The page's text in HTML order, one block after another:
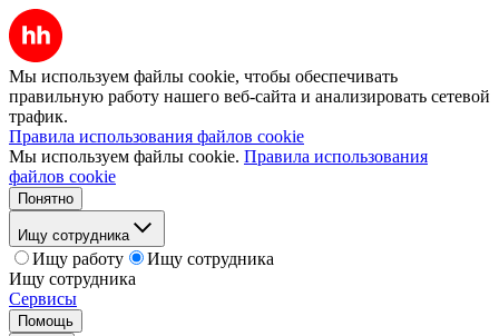
Мы используем файлы cookie, чтобы обеспечивать
правильную работу нашего веб-сайта и анализировать сетевой
трафик.
Правила использования файлов cookie
Мы используем файлы cookie. Правила использования
файлов cookie
Понятно
Ищу сотрудника
Ищу работу
Ищу сотрудника
Ищу сотрудника
Сервисы
Помощь